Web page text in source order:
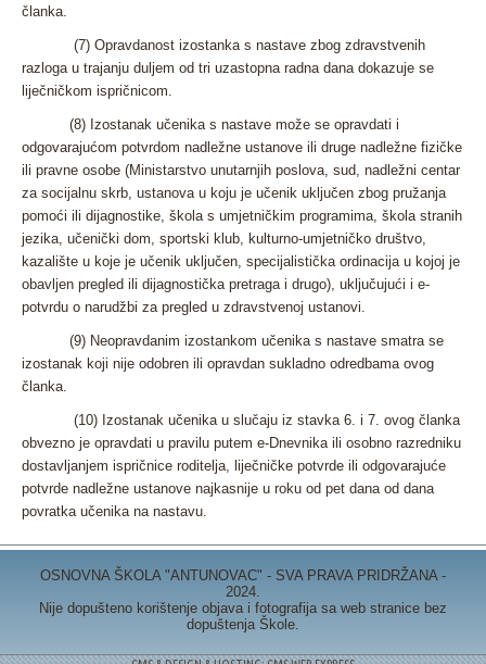
članka.
(7) Opravdanost izostanka s nastave zbog zdravstvenih
razloga u trajanju duljem od tri uzastopna radna dana dokazuje se
liječničkom ispričnicom.
(8) Izostanak učenika s nastave može se opravdati i
odgovarajućom potvrdom nadležne ustanove ili druge nadležne fizičke
ili pravne osobe (Ministarstvo unutarnjih poslova, sud, nadležni centar
za socijalnu skrb, ustanova u koju je učenik uključen zbog pružanja
pomoći ili dijagnostike, škola s umjetničkim programima, škola stranih
jezika, učenički dom, sportski klub, kulturno-umjetničko društvo,
kazalište u koje je učenik uključen, specijalistička ordinacija u kojoj je
obavljen pregled ili dijagnostička pretraga i drugo), uključujući i e-
potvrdu o narudžbi za pregled u zdravstvenoj ustanovi.
(9) Neopravdanim izostankom učenika s nastave smatra se
izostanak koji nije odobren ili opravdan sukladno odredbama ovog
članka.
(10) Izostanak učenika u slučaju iz stavka 6. i 7. ovog članka
obvezno je opravdati u pravilu putem e-Dnevnika ili osobno razredniku
dostavljanjem ispričnice roditelja, liječničke potvrde ili odgovarajuće
potvrde nadležne ustanove najkasnije u roku od pet dana od dana
povratka učenika na nastavu.
OSNOVNA ŠKOLA "ANTUNOVAC" - SVA PRAVA PRIDRŽANA -
2024.
Nije dopušteno korištenje objava i fotografija sa web stranice bez
dopuštenja Škole.